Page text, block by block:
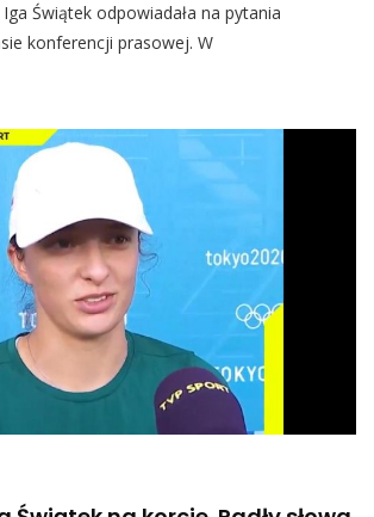
Świątek
Tam…
W
Prasowej
Świątek odpowiadała na pytania
konferencji prasowej. W